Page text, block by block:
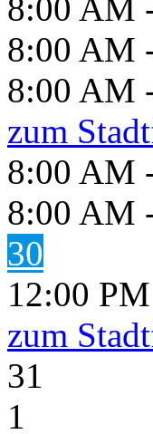
8:00 AM
8:00 AM
8:00 AM
zum
8:00 AM
8:00 AM
30
12:00
zum
31
1